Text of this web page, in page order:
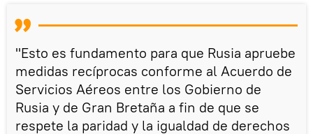
"Esto es fundamento para que Rusia apruebe
medidas recíprocas conforme al Acuerdo de
Servicios Aéreos entre los Gobierno de
Rusia y de Gran Bretaña a fin de que se
respete la paridad y la igualdad de derechos